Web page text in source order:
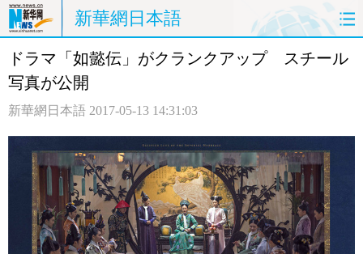
新華網日本語
ホームページ 政治 経済
評論
中日対訳
ドラマ「如懿伝」がクランクアップ スチール
写真が公開
新華網日本語 2017-05-13 14:31:03